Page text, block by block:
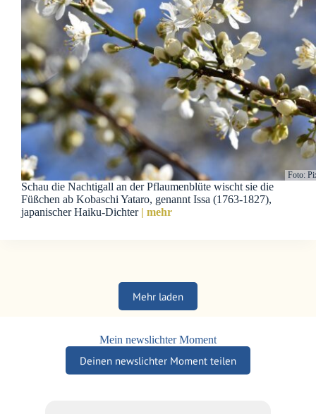
Foto:
Schau die Nachtigall an der Pflaumenblüte wischt sie die
Füßchen ab Kobaschi Yataro, genannt Issa (1763-1827),
japanischer Haiku-Dichter | mehr
Mehr laden
Mein newslichter Moment
Deinen newslichter Moment teilen